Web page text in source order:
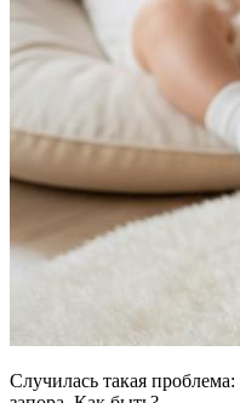
Случилась такая